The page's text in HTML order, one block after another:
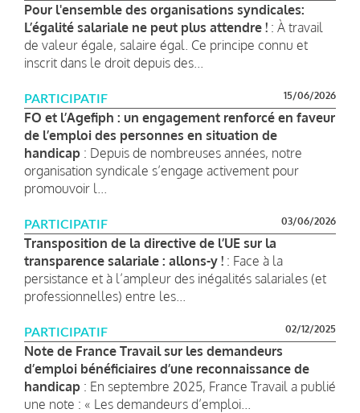
Pour l'ensemble des organisations syndicales:
L’égalité salariale ne peut plus attendre ! : À travail
de valeur égale, salaire égal. Ce principe connu et
inscrit dans le droit depuis des...
PARTICIPATIF 15/06/2026
FO et l’Agefiph : un engagement renforcé en faveur
de l’emploi des personnes en situation de
handicap : Depuis de nombreuses années, notre
organisation syndicale s’engage activement pour
promouvoir l...
PARTICIPATIF 03/06/2026
Transposition de la directive de l’UE sur la
transparence salariale : allons-y ! : Face à la
persistance et à l’ampleur des inégalités salariales (et
professionnelles) entre les...
PARTICIPATIF 02/12/2025
Note de France Travail sur les demandeurs
d’emploi bénéficiaires d’une reconnaissance de
handicap : En septembre 2025, France Travail a publié
une note : « Les demandeurs d’emploi...